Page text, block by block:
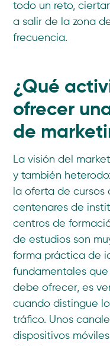
todo un reto,
a salir de la zona
frecuencia.
¿Qué
ofrecer
de
La visión del
y también
la oferta de cursos
centenares de
centros de
de estudios son
forma práctica de
fundamentales
debe ofrecer, es
cuando distingue
tráfico. Unos
dispositivos